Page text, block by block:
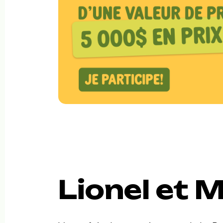
Lionel et